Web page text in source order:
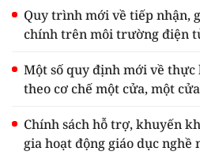
Quy trình mới về tiếp nhận,
chính trên môi trường điện
Một số quy định mới về
theo cơ chế một cửa, một
Chính sách hỗ trợ, khuyến
gia hoạt động giáo dục nghề